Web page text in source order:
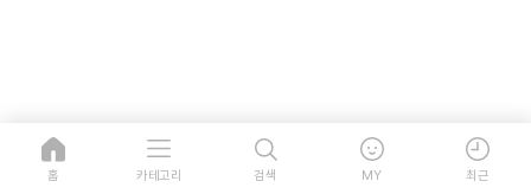
홈 카테고리 검색 MY 최근